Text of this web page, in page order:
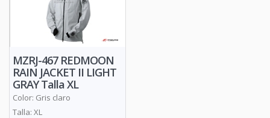
MZRJ-467 REDMOON
RAIN JACKET II LIGHT
GRAY Talla XL
Color: Gris claro
Talla: XL